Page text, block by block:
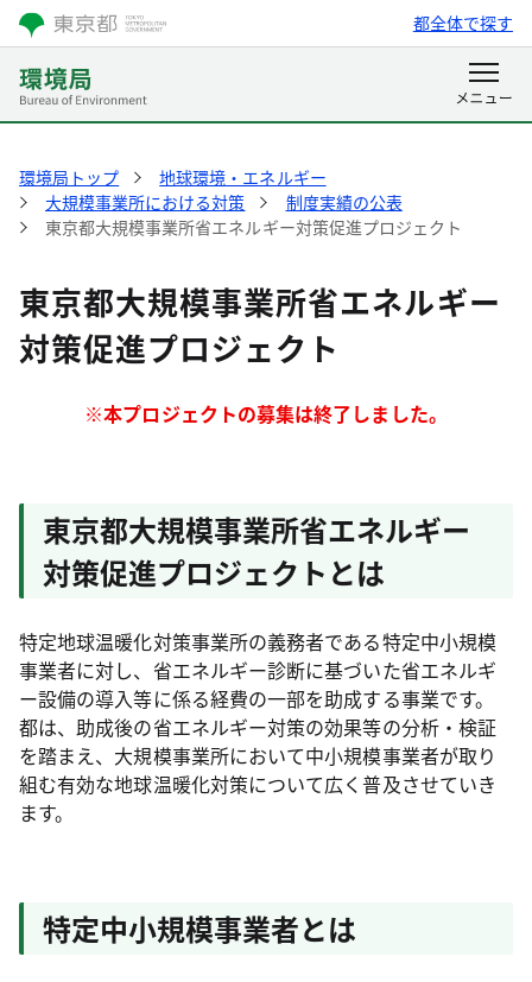
都全体で探す
環境局トップ
地球環境・エネルギー
大規模事業所における対策
制度実績の公表
東京都大規模事業所省エネルギー対策促進プロジェクト
東京都大規模事業所省エネルギー
対策促進プロジェクト
※本プロジェクトの募集は終了しました。
東京都大規模事業所省エネルギー
対策促進プロジェクトとは
特定地球温暖化対策事業所の義務者である特定中小規模
事業者に対し、省エネルギー診断に基づいた省エネルギ
ー設備の導入等に係る経費の一部を助成する事業です。
都は、助成後の省エネルギー対策の効果等の分析・検証
を踏まえ、大規模事業所において中小規模事業者が取り
組む有効な地球温暖化対策について広く普及させていき
ます。
特定中小規模事業者とは